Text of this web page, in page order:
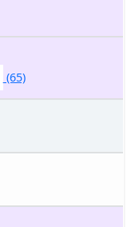
(65)